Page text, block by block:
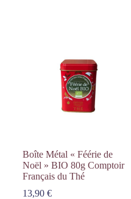
Boîte Métal « Féérie de
Noël » BIO 80g Comptoir
Français du Thé
13,90€